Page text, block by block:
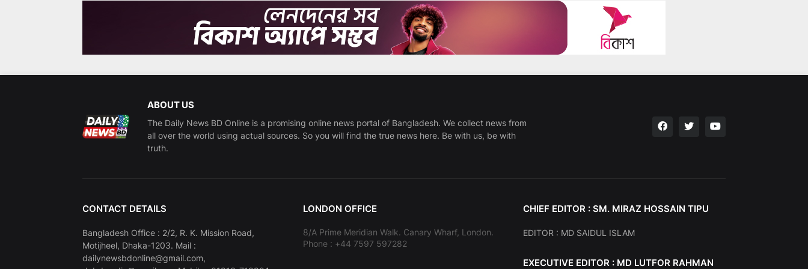
ABOUT US
The Daily News BD Online is a promising online news portal of Bangladesh. We collect news from
all over the world using actual sources. So you will find the true news here. Be with us, be with
truth.
CONTACT DETAILS
Bangladesh Office : 2/2, R. K. Mission Road,
Motijheel, Dhaka-1203. Mail :
dailynewsbdonline@gmail.com,
LONDON OFFICE
8/A Prime Meridian Walk. Canary Wharf, London.
Phone : +44 7597 597282
CHIEF EDITOR : SM. MIRAZ HOSSAIN TIPU
EDITOR : MD SAIDUL ISLAM
EXECUTIVE EDITOR : MD LUTFOR RAHMAN